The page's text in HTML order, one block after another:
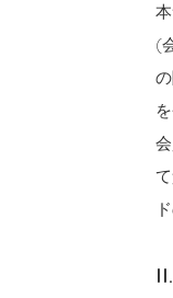
(